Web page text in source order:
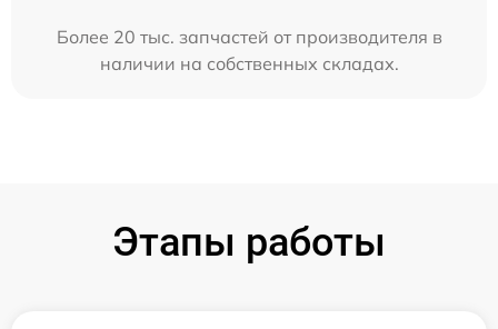
Более 20 тыс. запчастей от производителя в
наличии на собственных складах.
Этапы работы